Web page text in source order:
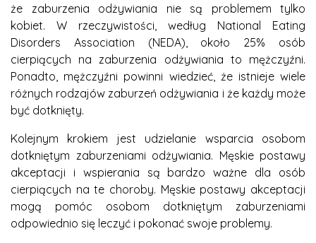
że zaburzenia odżywiania nie są problemem tylko
kobiet. W rzeczywistości, według National Eating
Disorders Association (NEDA), około 25% osób
cierpiących na zaburzenia odżywiania to mężczyźni.
Ponadto, mężczyźni powinni wiedzieć, że istnieje wiele
różnych rodzajów zaburzeń odżywiania i że każdy może
być dotknięty.
Kolejnym krokiem jest udzielanie wsparcia osobom
dotkniętym zaburzeniami odżywiania. Męskie postawy
akceptacji i wspierania są bardzo ważne dla osób
cierpiących na te choroby. Męskie postawy akceptacji
mogą pomóc osobom dotkniętym zaburzeniami
odpowiednio się leczyć i pokonać swoje problemy.